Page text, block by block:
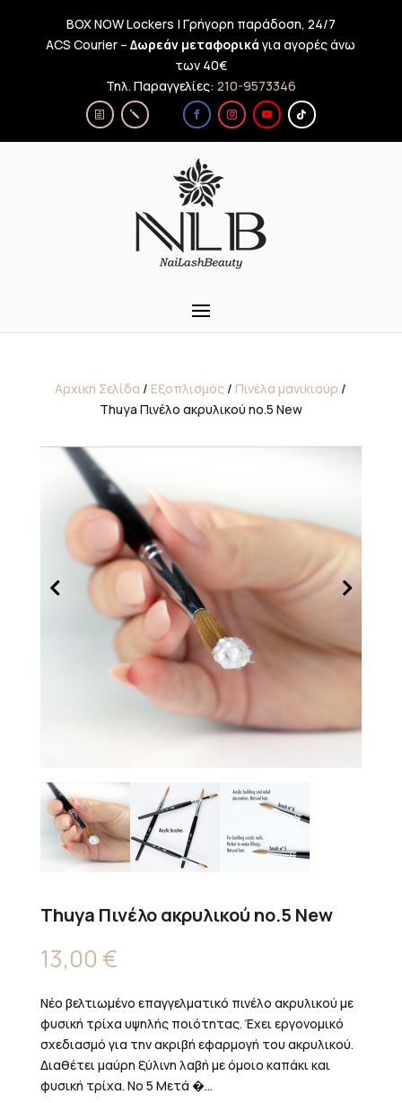
BOX NOW Lockers | Γρήγορη παράδοση, 24/7
ACS Courier –Δωρεάν μεταφορικά για αγορές άνω
των 40€
Τηλ. Παραγγελίες: 210-9573346
Αρχική Σελίδα / Εξοπλισμός / Πινέλα μανικιούρ /
Thuya Πινέλο ακρυλικού no.5 New
Thuya Πινέλο ακρυλικού no.5 New
13,00 €
Νέο βελτιωμένο επαγγελματικό πινέλο ακρυλικού με
φυσική τρίχα υψηλής ποιότητας. Έχει εργονομικό
σχεδιασμό για την ακριβή εφαρμογή του ακρυλικού.
Διαθέτει μαύρη ξύλινη λαβή με όμοιο καπάκι και
φυσική τρίχα. Νο 5 Μετά �...